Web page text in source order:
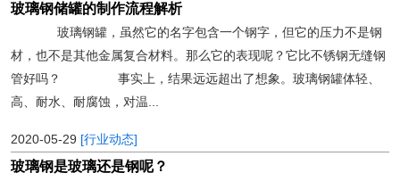
玻璃钢储罐的制作流程解析
玻璃钢罐，虽然它的名字包含一个钢字，但它的压力不是钢
材，也不是其他金属复合材料。那么它的表现呢？它比不锈钢无缝钢
管好吗？ 事实上，结果远远超出了想象。玻璃钢罐体轻、
高、耐水、耐腐蚀，对温...
2020-05-29 [行业动态]
玻璃钢是玻璃还是钢呢？